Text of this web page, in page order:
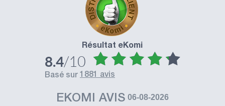
Résultat eKomi
8.4/10
basé sur 1881 avis
EKOMI AVIS 06-08-2026